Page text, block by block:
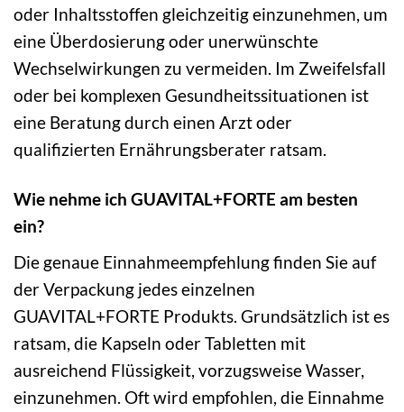
oder Inhaltsstoffen gleichzeitig einzunehmen, um
eine Überdosierung oder unerwünschte
Wechselwirkungen zu vermeiden. Im Zweifelsfall
oder bei komplexen Gesundheitssituationen ist
eine Beratung durch einen Arzt oder
qualifizierten Ernährungsberater ratsam.
Wie nehme ich GUAVITAL+FORTE am besten
ein?
Die genaue Einnahmeempfehlung finden Sie auf
der Verpackung jedes einzelnen
GUAVITAL+FORTE Produkts. Grundsätzlich ist es
ratsam, die Kapseln oder Tabletten mit
ausreichend Flüssigkeit, vorzugsweise Wasser,
einzunehmen. Oft wird empfohlen, die Einnahme